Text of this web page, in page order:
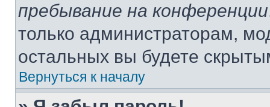
пребывание на конференции
только администраторам,
остальных вы будете
Вернуться к началу